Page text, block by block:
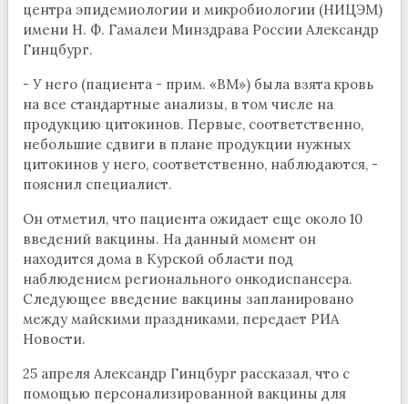
центра эпидемиологии и микробиологии (НИЦЭМ)
имени Н. Ф. Гамалеи Минздрава России Александр
Гинцбург.
- У него (пациента - прим. «ВМ») была взята кровь
на все стандартные анализы, в том числе на
продукцию цитокинов. Первые, соответственно,
небольшие сдвиги в плане продукции нужных
цитокинов у него, соответственно, наблюдаются, -
пояснил специалист.
Он отметил, что пациента ожидает еще около 10
введений вакцины. На данный момент он
находится дома в Курской области под
наблюдением регионального онкодиспансера.
Следующее введение вакцины запланировано
между майскими праздниками, передает РИА
Новости.
25 апреля Александр Гинцбург рассказал, что с
помощью персонализированной вакцины для